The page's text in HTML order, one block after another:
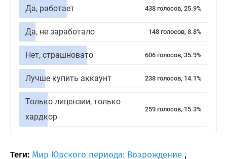
Да, работает 438 голосов, 25.9%
Да, не заработало 148 голосов, 8.8%
Нет, страшновато 606 голосов, 35.9%
Лучше купить аккаунт 238 голосов, 14.1%
Только лицензии, только
хардкор
259 голосов, 15.3%
Теги: Мир Юрского периода: Возрождение ,